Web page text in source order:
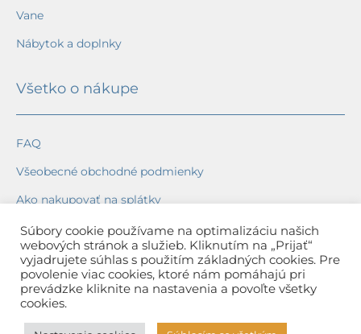
Vane
Nábytok a doplnky
Všetko o nákupe
FAQ
Všeobecné obchodné podmienky
Ako nakupovať na splátky
Ochrana osobných údajov
Reklamačný poriadok
Spôsob a cena dopravy
Súbory cookie používame na optimalizáciu našich
webových stránok a služieb. Kliknutím na „Prijať“
vyjadrujete súhlas s použitím základných cookies. Pre
povolenie viac cookies, ktoré nám pomáhajú pri
prevádzke kliknite na nastavenia a povoľte všetky
cookies.